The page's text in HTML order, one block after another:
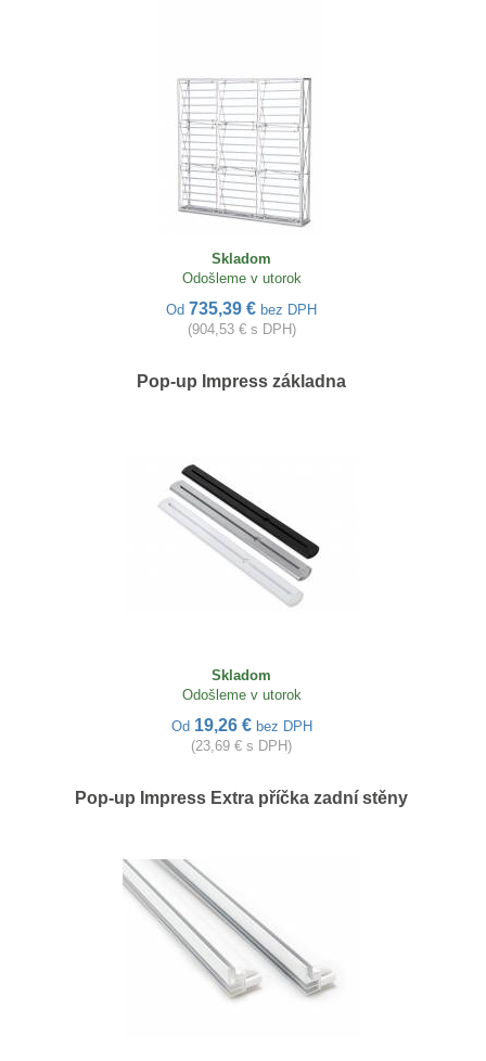
Skladom
Odošleme v utorok
Od 735,39 € bez DPH
(904,53 € s DPH)
Pop-up Impress základna
Skladom
Odošleme v utorok
Od 19,26 € bez DPH
(23,69 € s DPH)
Pop-up Impress Extra příčka zadní stěny